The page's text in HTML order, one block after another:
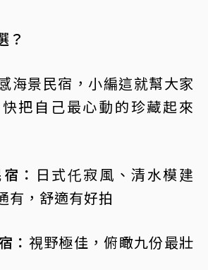
？
海景民宿，小編這就幫大家
把自己最心動的珍藏起來
： 日式仛寂風、清水模建
有，舒適有好拍
： 視野極佳，俯瞰九份最壯